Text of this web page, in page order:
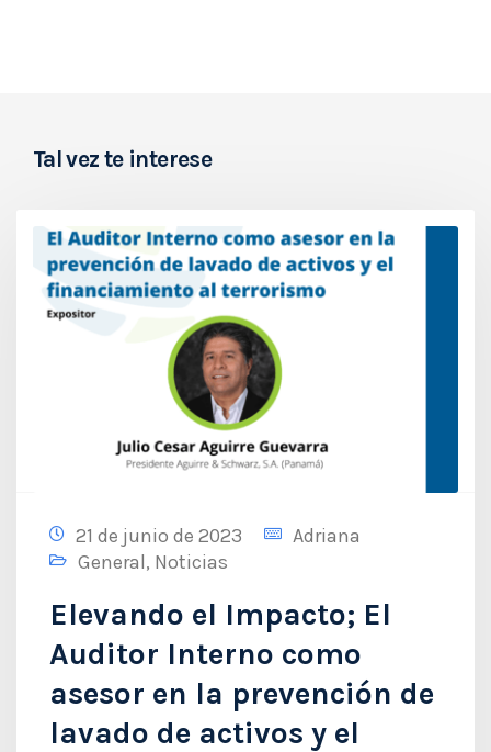
Tal vez te interese
21 de junio de 2023
Adriana
General, Noticias
Elevando el Impacto; El
Auditor Interno como
asesor en la prevención de
lavado de activos y el